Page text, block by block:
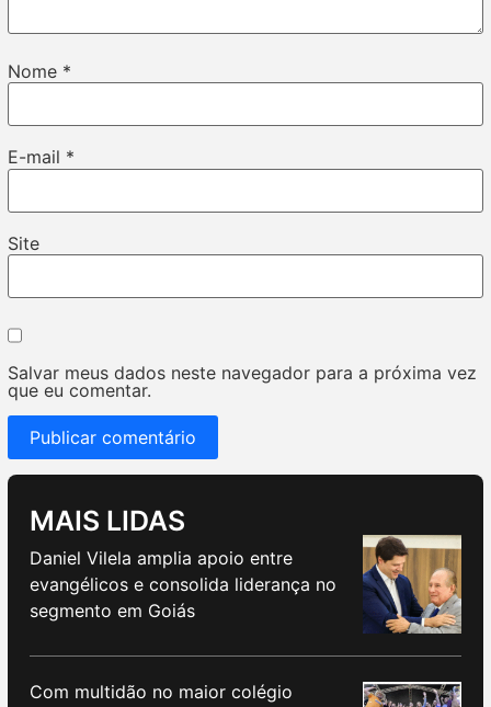
Nome *
E-mail *
Site
Salvar meus dados neste navegador para a próxima vez
que eu comentar.
MAIS LIDAS
Daniel Vilela amplia apoio entre
evangélicos e consolida liderança no
segmento em Goiás
Com multidão no maior colégio